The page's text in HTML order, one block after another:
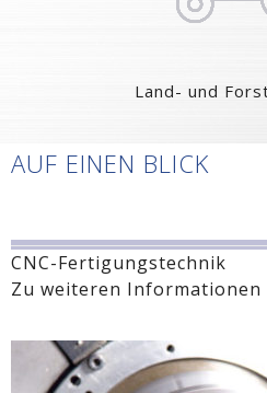
Land- und
AUF EINEN BLICK
CNC-Fertigungstechnik
Zu weiteren Informationen